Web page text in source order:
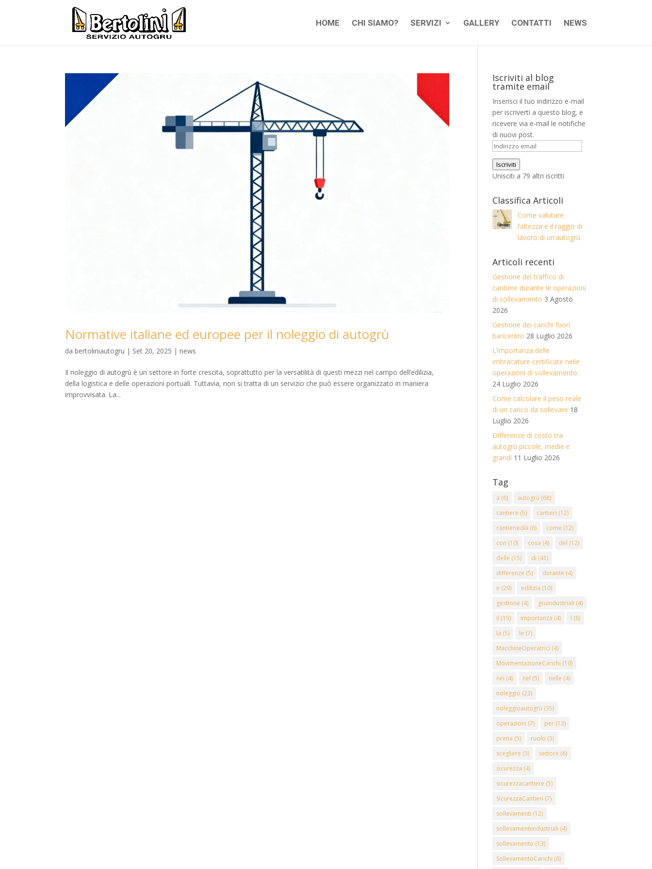
HOME CHI SIAMO? SERVIZI GALLERY CONTATTI NEWS
Normative italiane ed europee per il noleggio di autogrù
dabertoliniautogru | Set 20, 2025 |news
Il noleggio di autogrù è un settore in forte crescita, soprattutto per la versatilità di questi mezzi nel campo dell’edilizia,
della logistica e delle operazioni portuali. Tuttavia, non si tratta di un servizio che può essere organizzato in maniera
improvvisata. La...
Iscriviti al blog
tramite email
Inserisci il tuo indirizzo e-mail
per iscriverti a questo blog, e
ricevere via e-mail le notifiche
di nuovi post.
Indirizzo
email
Iscriviti
Unisciti a 79 altri iscritti
Classifica Articoli
Come valutare
l’altezza e il raggio di
lavoro di un’autogrù
Articoli recenti
Gestione del traffico di
cantiere durante le operazioni
di sollevamento 3 Agosto
2026
Gestione dei carichi fuori
baricentro 28 Luglio 2026
L’importanza delle
imbracature certificate nelle
operazioni di sollevamento
24 Luglio 2026
Come calcolare il peso reale
di un carico da sollevare 18
Luglio 2026
Differenze di costo tra
autogrù piccole, medie e
grandi 11 Luglio 2026
Tag
a (6) autogrù (68)
cantiere (5) cantieri (12)
cantieriedili (6) come (12)
con (10) cosa (4) del (12)
delle (15) di (41)
differenze (5) durante (4)
e (29) edilizia (10)
gestione (4) gruindustriali (4)
il (15) importanza (4) l (8)
la (5) le (7)
MacchineOperatrici (4)
MovimentazioneCarichi (10)
nei (4) nel (5) nelle (4)
noleggio (23)
noleggioautogrù (35)
operazioni (7) per (13)
prima (5) ruolo (3)
scegliere (3) settore (6)
sicurezza (4)
sicurezzacantiere (5)
SicurezzaCantieri (7)
sollevamenti (12)
sollevamentiindustriali (4)
sollevamento (13)
SollevamentoCarichi (6)